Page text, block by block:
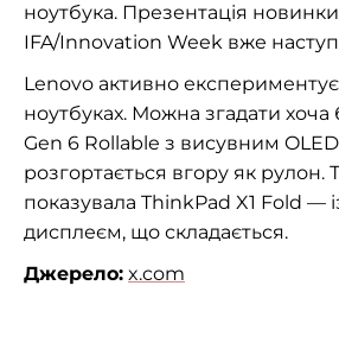
ноутбука. Презентація новинки
IFA/Innovation Week вже
Lenovo активно
ноутбуках. Можна згадати
Gen 6 Rollable з висувним
розгортається вгору як рулон.
показувала ThinkPad X1 Fold —
дисплеєм, що складається.
Джерело: x.com